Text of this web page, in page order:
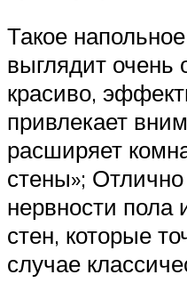
Такое
выглядит очень
красиво,
привлекает
расширяет
стены»;
нервности пола
стен, которые
случае